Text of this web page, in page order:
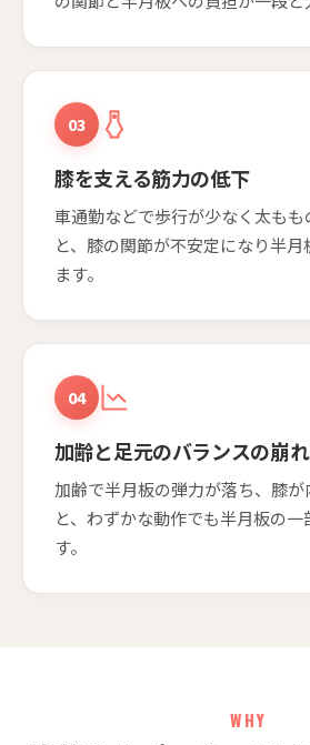
03
膝を支える筋力の低下
車通勤などで歩行が少なく太もも
と、膝の関節が不安定になり半
ます。
04
加齢と足元のバランスの崩れ
加齢で半月板の弾力が落ち、膝が
と、わずかな動作でも半月板の
す。
WHY